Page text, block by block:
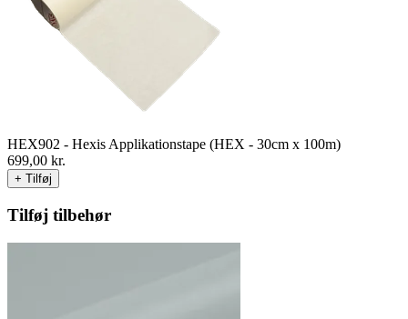
HEX902 - Hexis Applikationstape (HEX - 30cm x 100m)
699,00 kr.
+ Tilføj
Tilføj tilbehør